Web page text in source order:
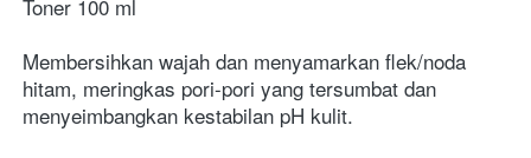
Toner 100 ml
Membersihkan wajah dan menyamarkan flek/noda
hitam, meringkas pori-pori yang tersumbat dan
menyeimbangkan kestabilan pH kulit.